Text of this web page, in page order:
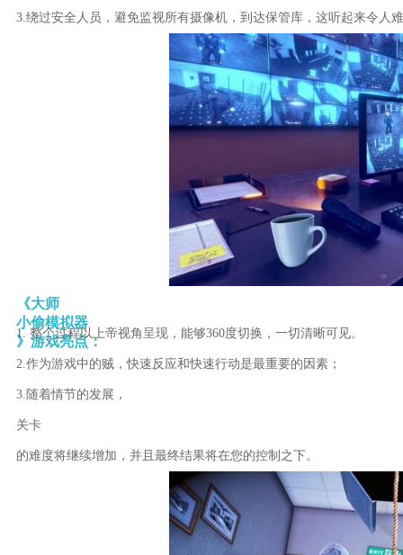
3.绕过安全人员，避免监视所有摄像机，到达保管库，这听起来令人
《大师
小偷模拟器
》游戏亮点：
1. 整个过程以上帝视角呈现，能够360度切换，一切清晰可见。
2.作为游戏中的贼，快速反应和快速行动是最重要的因素；
3.随着情节的发展，
关卡
的难度将继续增加，并且最终结果将在您的控制之下。